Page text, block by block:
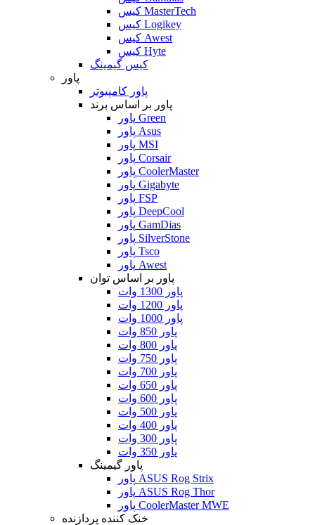
کیس MasterTech
کیس Logikey
کیس Awest
کیس Hyte
کیس گیمینگ
پاور
پاور کامپیوتر
پاور بر اساس برند
پاور Green
پاور Asus
پاور MSI
پاور Corsair
پاور CoolerMaster
پاور Gigabyte
پاور FSP
پاور DeepCool
پاور GamDias
پاور SilverStone
پاور Tsco
پاور Awest
پاور بر اساس توان
پاور 1300 وات
پاور 1200 وات
پاور 1000 وات
پاور 850 وات
پاور 800 وات
پاور 750 وات
پاور 700 وات
پاور 650 وات
پاور 600 وات
پاور 500 وات
پاور 400 وات
پاور 300 وات
پاور 350 وات
پاور گیمینگ
پاور ASUS Rog Strix
پاور ASUS Rog Thor
پاور CoolerMaster MWE
خنک کننده پردازنده